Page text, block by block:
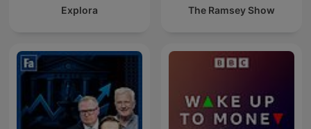
Explora The Ramsey Show